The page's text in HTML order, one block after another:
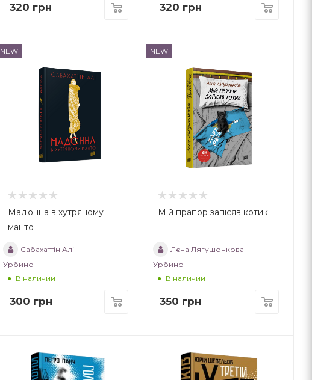
320 грн 320 грн
NEW
Мадонна в хутряному
манто
Сабахаттін Алі
Урбино
В наличии
300 грн
NEW
Мій прапор запісяв котик
Лєна Лягушонкова
Урбино
В наличии
350 грн